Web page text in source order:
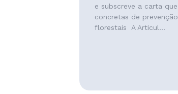
e subscreve a carta
concretas de
florestais A Articul...